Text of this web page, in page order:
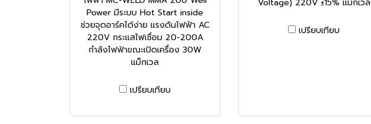
Power มีระบบ Hot Start inside
ช่วยจุดอาร์คได้ง่าย แรงดันไฟฟ้า AC
220V กระแสไฟเชื่อม 20-200A
กำลังไฟฟ้าขณะเปิดเครื่อง 30W
แม็กเวล
เปรียบเทียบ
เปรียบเทียบ